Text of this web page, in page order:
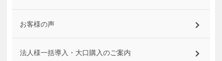
お客様の声
法人様一括導入・大口購入のご案内